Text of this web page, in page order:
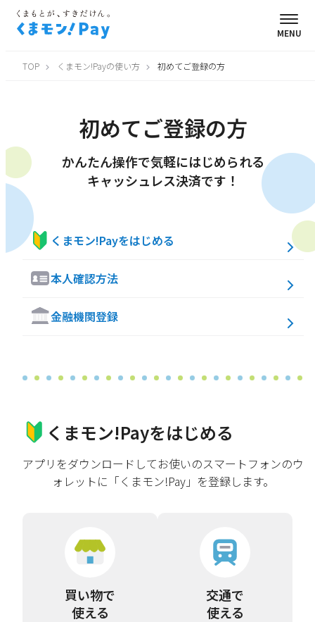
MENU
TOP くまモン!Payの使い方 初めてご登録の方
初めてご登録の方
かんたん操作で気軽にはじめられる
キャッシュレス決済です！
くまモン!Payをはじめる
本人確認方法
金融機関登録
くまモン!Payをはじめる
アプリをダウンロードしてお使いのスマートフォンのウ
ォレットに「くまモン!Pay」を登録します。
買い物で
使える
交通で
使える